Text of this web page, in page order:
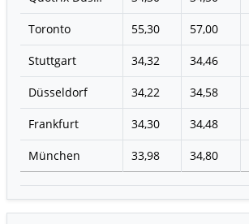
Toronto 55,30 57,00
Stuttgart 34,32 34,46
Düsseldorf 34,22 34,58
Frankfurt 34,30 34,48
München 33,98 34,80